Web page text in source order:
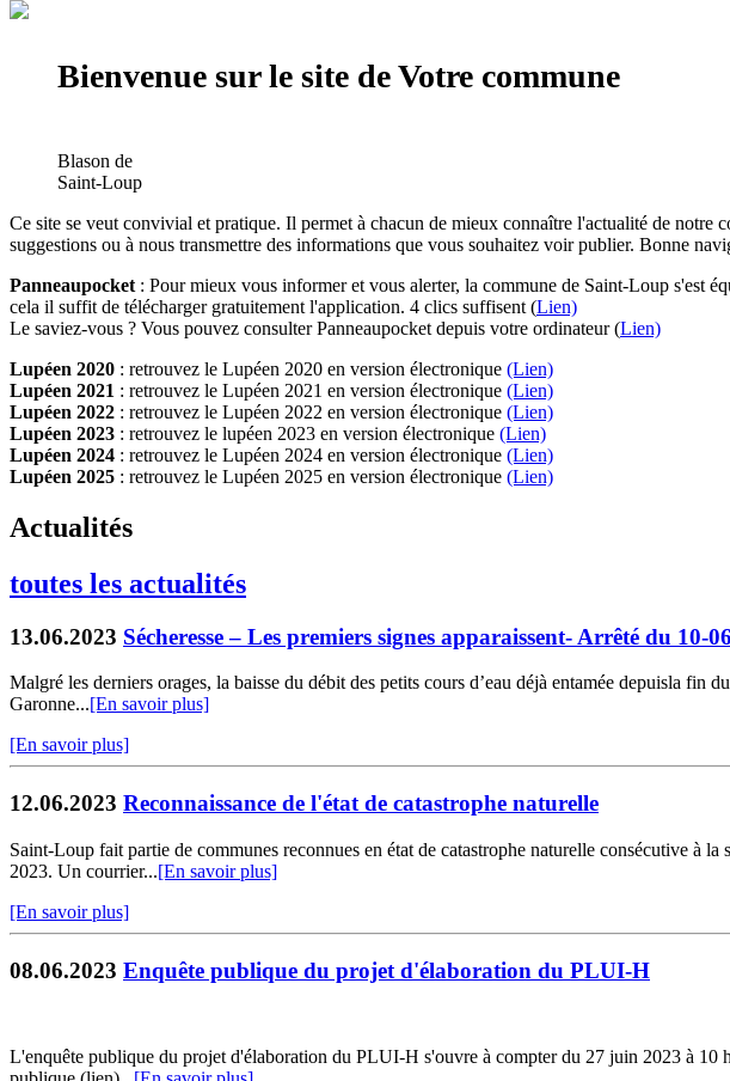
Bienvenue sur le site de Votre commune
Blason de
Saint-Loup
Ce site se veut convivial et pratique. Il permet à chacun de mieux connaître l'actualité de notre
suggestions ou à nous transmettre des informations que vous souhaitez voir publier. Bonne
Panneaupocket : Pour mieux vous informer et vous alerter, la commune de Saint-Loup s'est
cela il suffit de télécharger gratuitement l'application. 4 clics suffisent (Lien)
Le saviez-vous ? Vous pouvez consulter Panneaupocket depuis votre ordinateur (Lien)
Lupéen 2020 : retrouvez le Lupéen 2020 en version électronique (Lien)
Lupéen 2021 : retrouvez le Lupéen 2021 en version électronique (Lien)
Lupéen 2022 : retrouvez le Lupéen 2022 en version électronique (Lien)
Lupéen 2023 : retrouvez le lupéen 2023 en version électronique (Lien)
Lupéen 2024 : retrouvez le Lupéen 2024 en version électronique (Lien)
Lupéen 2025 : retrouvez le Lupéen 2025 en version électronique (Lien)
Actualités
toutes les actualités
13.06.2023 Sécheresse – Les premiers signes apparaissent- Arrêté du 10-
Malgré les derniers orages, la baisse du débit des petits cours d’eau déjà entamée depuisla fin
Garonne...[En savoir plus]
[En savoir plus]
12.06.2023 Reconnaissance de l'état de catastrophe naturelle
Saint-Loup fait partie de communes reconnues en état de catastrophe naturelle consécutive à
2023. Un courrier...[En savoir plus]
[En savoir plus]
08.06.2023 Enquête publique du projet d'élaboration du PLUI-H
L'enquête publique du projet d'élaboration du PLUI-H s'ouvre à compter du 27 juin 2023 à 10